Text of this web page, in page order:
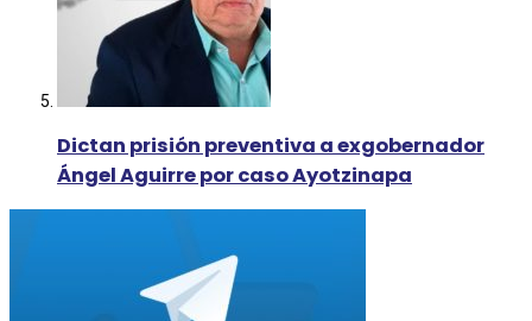
Dictan prisión preventiva a exgobernador
Ángel Aguirre por caso Ayotzinapa